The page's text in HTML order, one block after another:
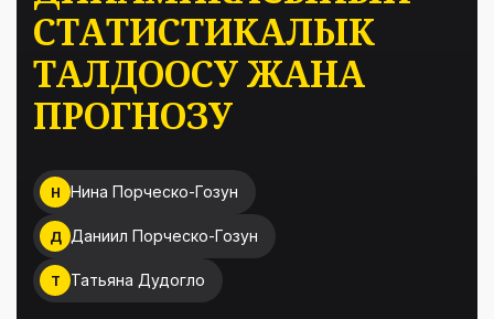
СТАТИСТИКАЛЫК
ТАЛДООСУ ЖАНА
ПРОГНОЗУ
Н Нина Порческо-Гозун
Д Даниил Порческо-Гозун
Т Татьяна Дудогло